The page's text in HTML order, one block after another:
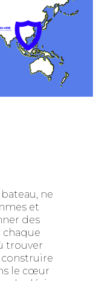
ne
et
des
trouver
construire
le cœur